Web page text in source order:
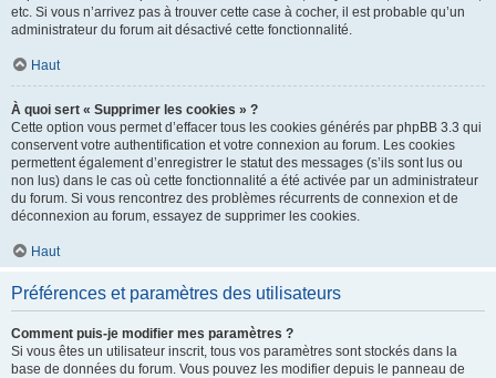
etc. Si vous n’arrivez pas à trouver cette case à cocher, il est probable qu’un
administrateur du forum ait désactivé cette fonctionnalité.
Haut
À quoi sert « Supprimer les cookies » ?
Cette option vous permet d’effacer tous les cookies générés par phpBB 3.3 qui
conservent votre authentification et votre connexion au forum. Les cookies
permettent également d’enregistrer le statut des messages (s’ils sont lus ou
non lus) dans le cas où cette fonctionnalité a été activée par un administrateur
du forum. Si vous rencontrez des problèmes récurrents de connexion et de
déconnexion au forum, essayez de supprimer les cookies.
Haut
Préférences et paramètres des utilisateurs
Comment puis-je modifier mes paramètres ?
Si vous êtes un utilisateur inscrit, tous vos paramètres sont stockés dans la
base de données du forum. Vous pouvez les modifier depuis le panneau de